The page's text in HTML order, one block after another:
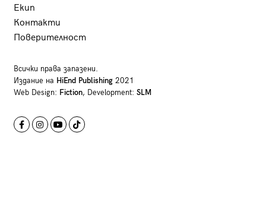
Екип
Контакти
Поверителност
Всички права запазени.
Издание на HiEnd Publishing2021
Web Design: Fiction, Development: SLM